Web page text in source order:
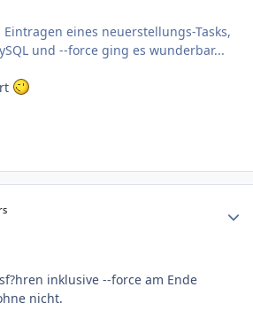
eines neuerstellungs-Tasks,
und --force ging es wunderbar...
inklusive --force am Ende
nicht.